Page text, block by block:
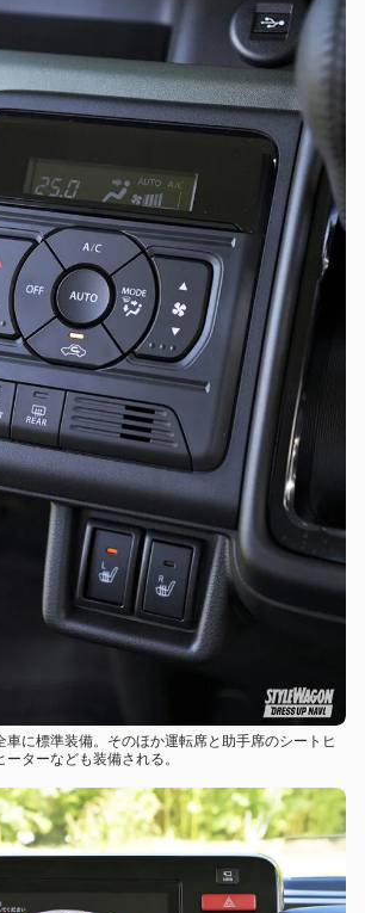
車に標準装備。そのほか運転席と助手席のシートヒ
ターなども装備される。